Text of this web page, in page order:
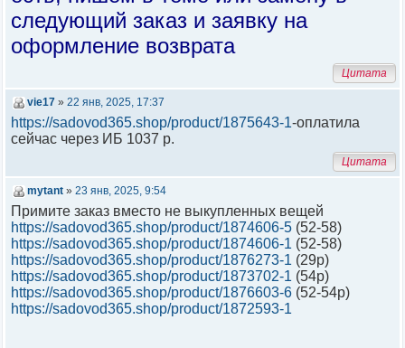
следующий заказ и заявку на
оформление возврата
Цитата
vie17 » 22 янв, 2025, 17:37
https://sadovod365.shop/product/1875643-1-оплатила
сейчас через ИБ 1037 р.
Цитата
mytant » 23 янв, 2025, 9:54
Примите заказ вместо не выкупленных вещей
https://sadovod365.shop/product/1874606-5 (52-58)
https://sadovod365.shop/product/1874606-1 (52-58)
https://sadovod365.shop/product/1876273-1 (29р)
https://sadovod365.shop/product/1873702-1 (54р)
https://sadovod365.shop/product/1876603-6 (52-54р)
https://sadovod365.shop/product/1872593-1